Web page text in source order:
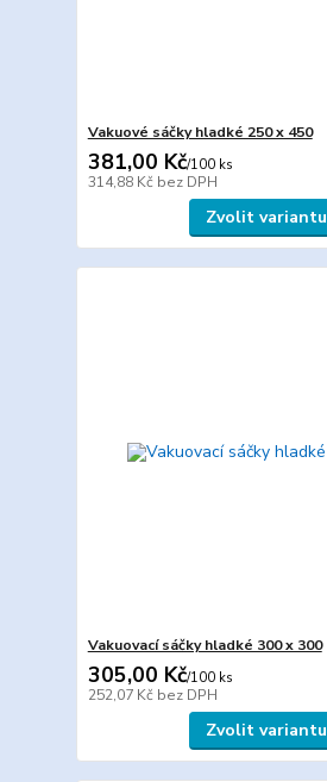
Vakuové sáčky hladké 250 x 450
381,00 Kč/100 ks
314,88 Kč bez DPH
Zvolit variantu
Vakuovací sáčky hladké 300 x 300
305,00 Kč/100 ks
252,07 Kč bez DPH
Zvolit variantu